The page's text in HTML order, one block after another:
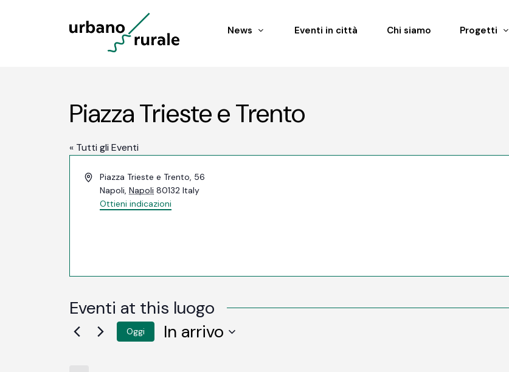
News Eventi in città Chi siamo Progetti
Piazza Trieste e Trento
« Tutti gli Eventi
IndirizzoPiazza Trieste e Trento, 56
Napoli, Napoli 80132 Italy
Ottieni indicazioni
Eventi at this luogo
Oggi In arrivo